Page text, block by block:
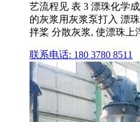
艺流程见 表 3 漂珠化学
的灰浆用灰浆泵打入 漂
拌桨 分散灰浆, 使漂珠上
联系电话: 180 3780 8511